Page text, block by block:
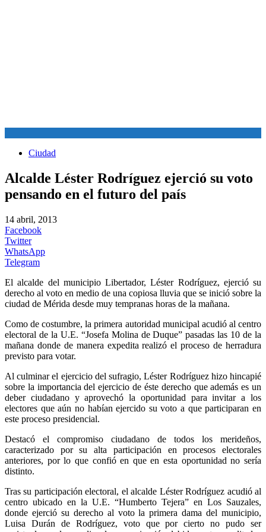
Ciudad
Alcalde Léster Rodríguez ejerció su voto
pensando en el futuro del país
14 abril, 2013
Facebook
Twitter
WhatsApp
Telegram
El alcalde del municipio Libertador, Léster Rodríguez, ejerció su
derecho al voto en medio de una copiosa lluvia que se inició sobre la
ciudad de Mérida desde muy tempranas horas de la mañana.
Como de costumbre, la primera autoridad municipal acudió al centro
electoral de la U.E. “Josefa Molina de Duque” pasadas las 10 de la
mañana donde de manera expedita realizó el proceso de herradura
previsto para votar.
Al culminar el ejercicio del sufragio, Léster Rodríguez hizo hincapié
sobre la importancia del ejercicio de éste derecho que además es un
deber ciudadano y aprovechó la oportunidad para invitar a los
electores que aún no habían ejercido su voto a que participaran en
este proceso presidencial.
Destacó el compromiso ciudadano de todos los merideños,
caracterizado por su alta participación en procesos electorales
anteriores, por lo que confió en que en esta oportunidad no sería
distinto.
Tras su participación electoral, el alcalde Léster Rodríguez acudió al
centro ubicado en la U.E. “Humberto Tejera” en Los Sauzales,
donde ejerció su derecho al voto la primera dama del municipio,
Luisa Durán de Rodríguez, voto que por cierto no pudo ser